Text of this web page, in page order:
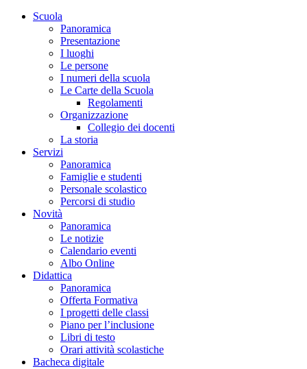
Scuola
Panoramica
Presentazione
I luoghi
Le persone
I numeri della scuola
Le Carte della Scuola
Regolamenti
Organizzazione
Collegio dei docenti
La storia
Servizi
Panoramica
Famiglie e studenti
Personale scolastico
Percorsi di studio
Novità
Panoramica
Le notizie
Calendario eventi
Albo Online
Didattica
Panoramica
Offerta Formativa
I progetti delle classi
Piano per l’inclusione
Libri di testo
Orari attività scolastiche
Bacheca digitale